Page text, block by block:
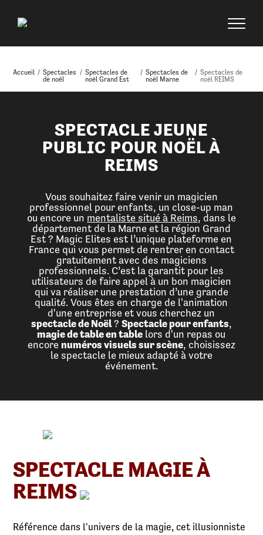
Accueil / Spectacles
de noël
/ Spectacles de
noël Grand Est
/ Spectacles de
noël Marne
/ Spectacles de
noël REIMS
SPECTACLE JEUNE
PUBLIC POUR NOËL À
REIMS
Vous souhaitez faire venir un magicien
professionnel pour enfants, un close-up man
ou encore un mentaliste situé à Reims, dans le
département de la Marne et la région Grand
Est ? Magic Elites est l’unique plateforme en
France qui vous permet de rentrer en contact
gratuitement avec des magiciens
professionnels. C’est la garantit pour les
utilisateurs de faire appel à un bon magicien
qui va réaliser une prestation d’une grande
qualité. Vous êtes en charge de l'animation
d'une entreprise et vous cherchez un
spectacle de Noël? Spectacle pour enfants,
magie de table en table lors d'un repas ou
encore numéros visuels sur scène, choisissez
le spectacle le mieux adapté à votre
événement.
SPECTACLE MAGIE À
REIMS
Référence dans l'univers de la magie, cet illusionniste